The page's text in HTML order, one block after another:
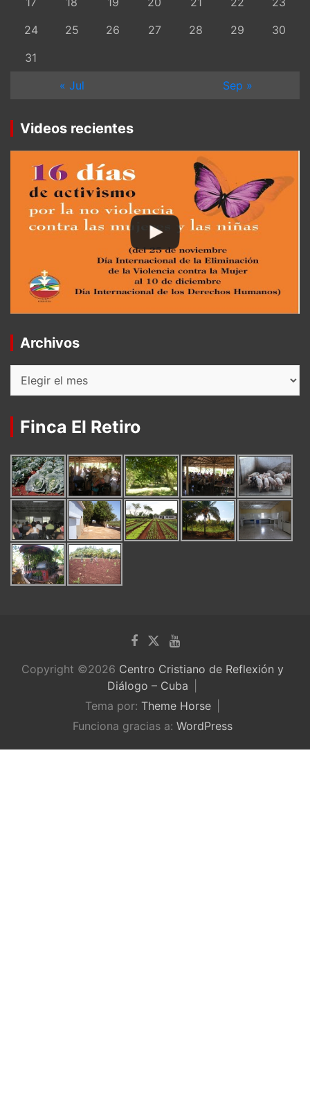
24
25 26 27 28 29
30
31
« Jul
Sep »
Videos recientes
Archivos
Archivos
Finca El Retiro
Copyright ©2026 Centro Cristiano de Reflexión y
Diálogo – Cuba
Tema por: Theme Horse
Funciona gracias a: WordPress